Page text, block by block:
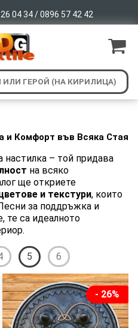
04 34 / 0896 57 42 42
и Комфорт във Всяка Стая
– той придава
на всяко
ще откриете
и текстури, които
за поддръжка и
те са идеалното
5 6
- 26%